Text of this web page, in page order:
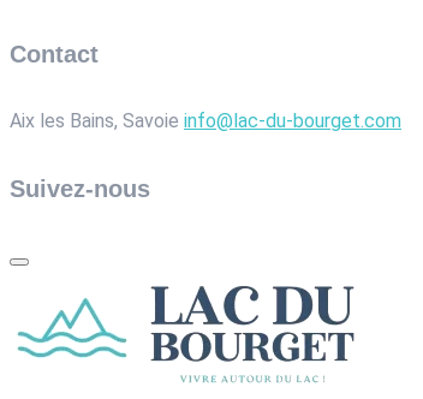
Contact
Aix les Bains, Savoie info@lac-du-bourget.com
Suivez-nous